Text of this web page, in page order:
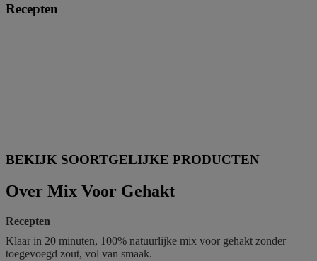
Recepten
BEKIJK SOORTGELIJKE PRODUCTEN
Over Mix Voor Gehakt
Recepten
Klaar in 20 minuten, 100% natuurlijke mix voor gehakt zonder
toegevoegd zout, vol van smaak.